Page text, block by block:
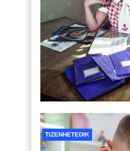
TIZENHETEDIK